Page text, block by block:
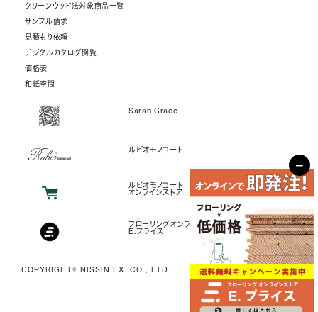
クリーンウッド法対象商品一覧
サンプル請求
見積もり依頼
デジタルカタログ閲覧
価格表
和紙空間
Sarah Grace
ルビオモノコート
ルビオモノコート
オンラインストア
フローリングオンラインストア
E.プライス
COPYRIGHT© NISSIN EX. CO., LTD.
−